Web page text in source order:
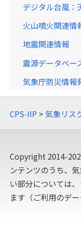
デジタル台風：
火山噴火関連情
地震関連情報
震源データベー
気象庁防災情報
CPS-IIP >気象リス
Copyright 2014-
ンテンツのうち、
い部分については
ます（ご利用のデ